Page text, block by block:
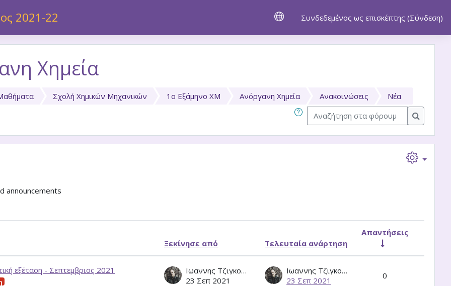
2021-22 Συνδεδεμένος ως επισκέπτης (Σύνδεση)
Χημεία
Σχολή Χημικών Μηχανικών 1ο Εξάμηνο ΧΜ Ανόργανη Χημεία Ανακοινώσεις Νέα
Αναζήτηση στα φόρουμ
announcements
Εμφάνιση 16 από {$a-> total}
Ξεκίνησε από Τελευταία ανάρτηση
Απαντήσεις
εξέταση - Σεπτεμβριος 2021
Ιωαννης Τζιγκουνακης
23 Σεπ 2021
Ιωαννης Τζιγκουνακης
23 Σεπ 2021
0